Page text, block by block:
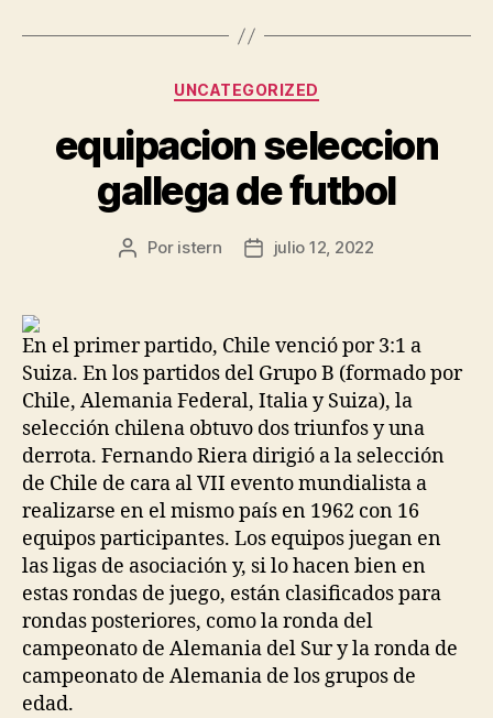
Categorías
UNCATEGORIZED
equipacion seleccion
gallega de futbol
Autor
Por istern
Fechajulio 12, 2022
En el primer partido, Chile venció por 3:1 a
Suiza. En los partidos del Grupo B (formado por
Chile, Alemania Federal, Italia y Suiza), la
selección chilena obtuvo dos triunfos y una
derrota. Fernando Riera dirigió a la selección
de Chile de cara al VII evento mundialista a
realizarse en el mismo país en 1962 con 16
equipos participantes. Los equipos juegan en
las ligas de asociación y, si lo hacen bien en
estas rondas de juego, están clasificados para
rondas posteriores, como la ronda del
campeonato de Alemania del Sur y la ronda de
campeonato de Alemania de los grupos de
edad.